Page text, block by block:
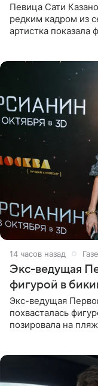
Певица Сати
редким кадром из
артистка
14 часов назад
Экс-ведущая
фигурой в
Экс-ведущая
похвасталась
позировала на